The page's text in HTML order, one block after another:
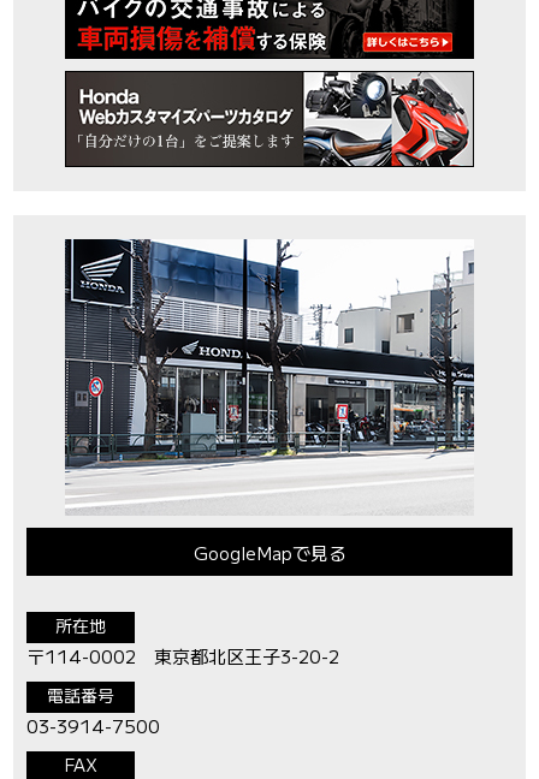
所在地
〒114-0002 東京都北区王子3-20-2
電話番号
03-3914-7500
FAX
GoogleMapで見る